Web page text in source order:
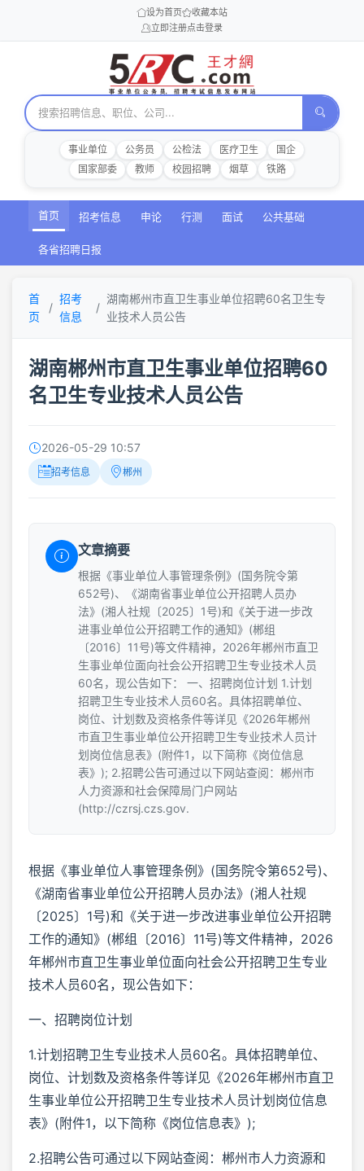
设为首页
收藏本站
立即注册点击登录
事业单位 公务员 公检法 医疗卫生
国企
国家部委
教师 校园招聘 烟草 铁路
首页 招考信息 申论 行测 面试 公共基础
各省招聘日报
首
页
招考
信息
湖南郴州市直卫生事业单位招聘60名卫生专
业技术人员公告
湖南郴州市直卫生事业单位招聘60
名卫生专业技术人员公告
2026-05-29 10:57
招考信息 郴州
文章摘要
根据《事业单位人事管理条例》(国务院令第
652号)、《湖南省事业单位公开招聘人员办
法》(湘人社规〔2025〕1号)和《关于进一步改
进事业单位公开招聘工作的通知》(郴组
〔2016〕11号)等文件精神，2026年郴州市直卫
生事业单位面向社会公开招聘卫生专业技术人员
60名，现公告如下： 一、招聘岗位计划 1.计划
招聘卫生专业技术人员60名。具体招聘单位、
岗位、计划数及资格条件等详见《2026年郴州
市直卫生事业单位公开招聘卫生专业技术人员计
划岗位信息表》(附件1，以下简称《岗位信息
表》); 2.招聘公告可通过以下网站查阅：郴州市
人力资源和社会保障局门户网站
(http://czrsj.czs.gov.
根据《事业单位人事管理条例》(国务院令第652号)、
《湖南省事业单位公开招聘人员办法》(湘人社规
〔2025〕1号)和《关于进一步改进事业单位公开招聘
工作的通知》(郴组〔2016〕11号)等文件精神，2026
年郴州市直卫生事业单位面向社会公开招聘卫生专业
技术人员60名，现公告如下：
一、招聘岗位计划
1.计划招聘卫生专业技术人员60名。具体招聘单位、
岗位、计划数及资格条件等详见《2026年郴州市直卫
生事业单位公开招聘卫生专业技术人员计划岗位信息
表》(附件1，以下简称《岗位信息表》);
2.招聘公告可通过以下网站查阅：郴州市人力资源和